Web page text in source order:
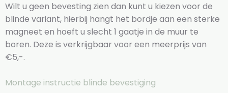
Wilt u geen bevesting zien dan kunt u kiezen voor de
blinde variant, hierbij hangt het bordje aan een sterke
magneet en hoeft u slecht 1 gaatje in de muur te
boren. Deze is verkrijgbaar voor een meerprijs van
€5,-.
Montage instructie blinde bevestiging